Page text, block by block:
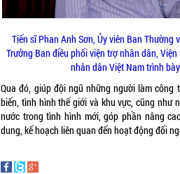
Tiến sĩ Phan Anh Sơn, Ủy viên Ban
Trưởng Ban điều phối viện trợ nhân dân,
nhân dân Việt Nam trình
Qua đó, giúp đội ngũ những người làm
biến, tình hình thế giới và khu vực, cũng như
nước trong tình hình mới, góp phần nâng
dung, kế hoạch liên quan đến hoạt động đối